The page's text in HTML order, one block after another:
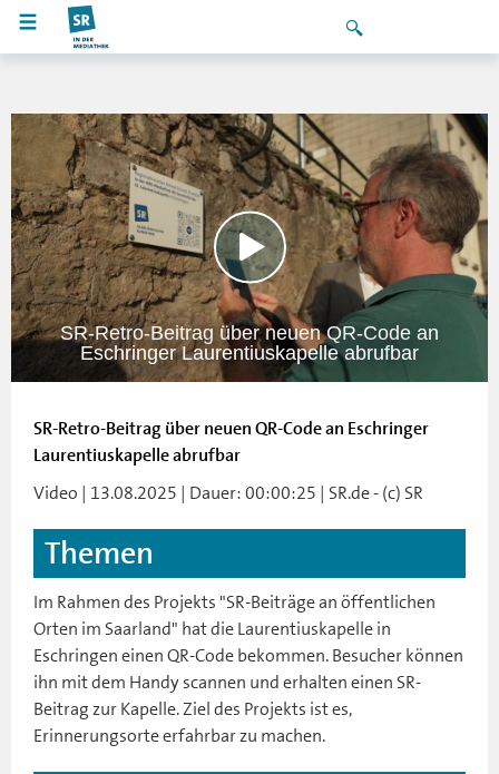
SR-Retro-Beitrag über neuen QR-Code an
Eschringer Laurentiuskapelle abrufbar
SR-Retro-Beitrag über neuen QR-Code an Eschringer
Laurentiuskapelle abrufbar
Video | 13.08.2025 | Dauer: 00:00:25 | SR.de - (c) SR
Themen
Im Rahmen des Projekts "SR-Beiträge an öffentlichen
Orten im Saarland" hat die Laurentiuskapelle in
Eschringen einen QR-Code bekommen. Besucher können
ihn mit dem Handy scannen und erhalten einen SR-
Beitrag zur Kapelle. Ziel des Projekts ist es,
Erinnerungsorte erfahrbar zu machen.